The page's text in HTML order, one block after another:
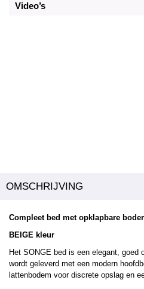
Video’s
OMSCHRIJVING
Compleet bed met opklapbare
BEIGE kleur
Het SONGE bed is een elegant, goed
wordt geleverd met een modern
lattenbodem voor discrete opslag en